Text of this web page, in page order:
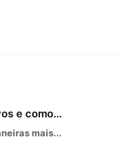
e como...
mais...